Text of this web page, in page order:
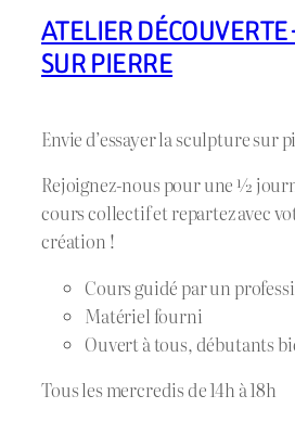
ATELIER DÉCOUVERTE
SUR PIERRE
Envie d’essayer la sculpture sur
Rejoignez-nous pour une ½
cours collectif et repartez avec
création !
Cours guidé par un
Matériel fourni
Ouvert à tous, débutants
Tous les mercredis de 14h à 18h